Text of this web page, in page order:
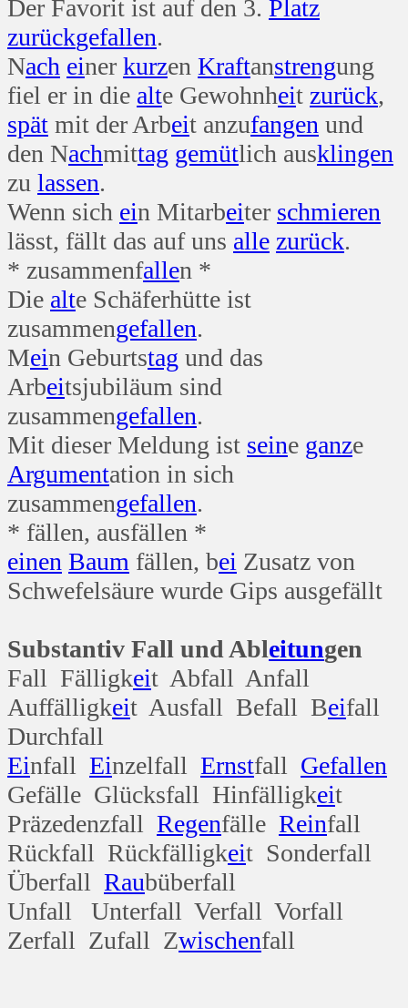
Der Favorit ist auf den 3. Platz
zurückgefallen.
Nach einer kurzen Kraftanstrengung
fiel er in die alte Gewohnheit zurück,
spät mit der Arbeit anzufangen und
den Nachmittag gemütlich ausklingen
zu lassen.
Wenn sich ein Mitarbeiter schmieren
lässt, fällt das auf uns alle zurück.
* zusammenfallen *
Die alte Schäferhütte ist
zusammengefallen.
Mein Geburtstag und das
Arbeitsjubiläum sind
zusammengefallen.
Mit dieser Meldung ist seine ganze
Argumentation in sich
zusammengefallen.
* fällen, ausfällen *
einen Baum fällen, bei Zusatz von
Schwefelsäure wurde Gips ausgefällt
Substantiv Fall und Ableitungen
Fall Fälligkeit Abfall Anfall
Auffälligkeit Ausfall Befall Beifall
Durchfall
Einfall Einzelfall Ernstfall Gefallen
Gefälle Glücksfall Hinfälligkeit
Präzedenzfall Regenfälle Reinfall
Rückfall Rückfälligkeit Sonderfall
Überfall Raubüberfall
Unfall Unterfall Verfall Vorfall
Zerfall Zufall Zwischenfall